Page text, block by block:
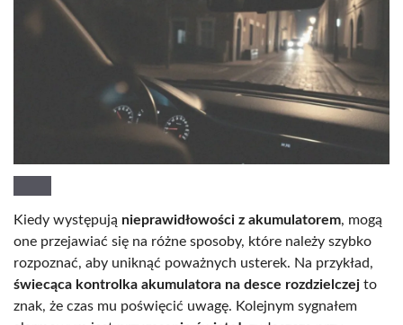
Kiedy występują nieprawidłowości z akumulatorem, mogą
one przejawiać się na różne sposoby, które należy szybko
rozpoznać, aby uniknąć poważnych usterek. Na przykład,
świecąca kontrolka akumulatora na desce rozdzielczej to
znak, że czas mu poświęcić uwagę. Kolejnym sygnałem